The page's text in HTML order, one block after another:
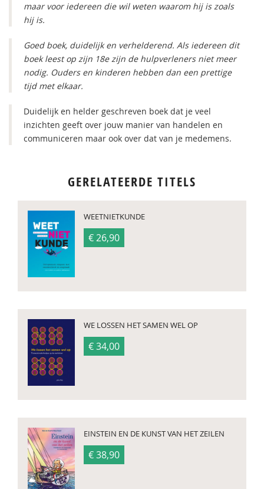
maar voor iedereen die wil weten waarom hij is zoals
hij is.
Goed boek, duidelijk en verhelderend. Als iedereen dit
boek leest op zijn 18e zijn de hulpverleners niet meer
nodig. Ouders en kinderen hebben dan een prettige
tijd met elkaar.
Duidelijk en helder geschreven boek dat je veel
inzichten geeft over jouw manier van handelen en
communiceren maar ook over dat van je medemens.
GERELATEERDE TITELS
WEETNIETKUNDE
€ 26,90
WE LOSSEN HET SAMEN WEL OP
€ 34,00
EINSTEIN EN DE KUNST VAN HET ZEILEN
€ 38,90